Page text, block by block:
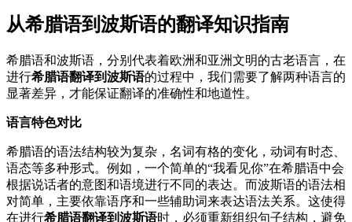
从希腊语到波斯语的翻译知识指南
希腊语和波斯语，分别代表着欧洲和亚洲文明的古老语言，在
进行希腊语翻译到波斯语的过程中，我们需要了解两种语言的
显著差异，才能保证翻译的准确性和地道性。
语言特色对比
希腊语的语法结构较为复杂，名词有格的变化，动词有时态、
语态等多种形式。例如，一个简单的“我看见你”在希腊语中会
根据说话者的意图和语境进行不同的表达。而波斯语的语法相
对简单，主要依靠语序和一些辅助词来表达语法关系。这使得
在进行希腊语翻译到波斯语时，必须重新组织句子结构，避免